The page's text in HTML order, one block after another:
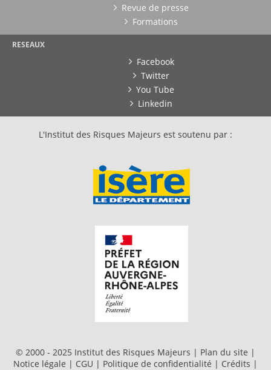
Revue de presse
Formations
RESEAUX
Facebook
Twitter
You Tube
Linkedin
L'Institut des Risques Majeurs est soutenu par :
© 2000 - 2025 Institut des Risques Majeurs | Plan du site |
Notice légale | CGU | Politique de confidentialité | Crédits |